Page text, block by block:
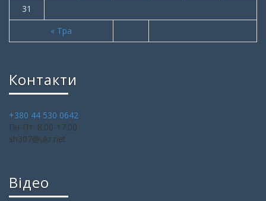
« Тра
31
Контакти
+380 44 530 0642
Пн-Пт: 8:00-17:00
sh307@ukr.net
Відео